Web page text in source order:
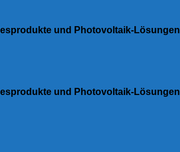
und Photovoltaik-Lösungen
und Photovoltaik-Lösungen